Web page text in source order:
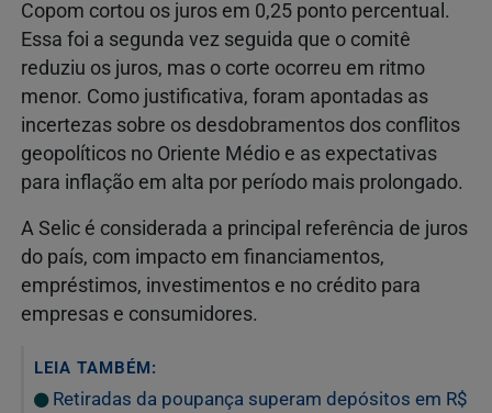
Copom cortou os juros em 0,25 ponto percentual.
Essa foi a segunda vez seguida que o comitê
reduziu os juros, mas o corte ocorreu em ritmo
menor. Como justificativa, foram apontadas as
incertezas sobre os desdobramentos dos conflitos
geopolíticos no Oriente Médio e as expectativas
para inflação em alta por período mais prolongado.
A Selic é considerada a principal referência de juros
do país, com impacto em financiamentos,
empréstimos, investimentos e no crédito para
empresas e consumidores.
LEIA TAMBÉM:
Retiradas da poupança superam depósitos em R$